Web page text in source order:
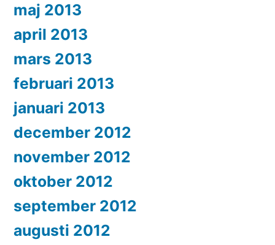
maj 2013
april 2013
mars 2013
februari 2013
januari 2013
december 2012
november 2012
oktober 2012
september 2012
augusti 2012